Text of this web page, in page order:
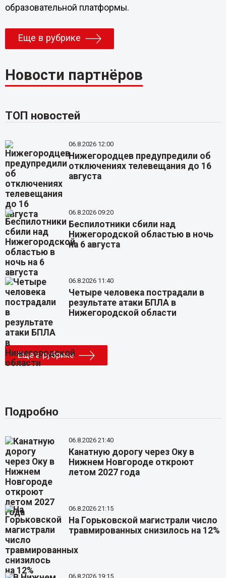
образовательной платформы.
Еще в рубрике
Новости партнёров
ТОП новостей
06.8.2026 12:00
Нижегородцев предупредили об
отключениях телевещания до 16
августа
06.8.2026 09:20
Беспилотники сбили над
Нижегородской областью в ночь
на 6 августа
06.8.2026 11:40
Четыре человека пострадали в
результате атаки БПЛА в
Нижегородской области
Еще в рубрике
Подробно
06.8.2026 21:40
Канатную дорогу через Оку в
Нижнем Новгороде откроют
летом 2027 года
06.8.2026 21:15
На Горьковской магистрали число
травмированных снизилось на 12%
06.8.2026 19:15